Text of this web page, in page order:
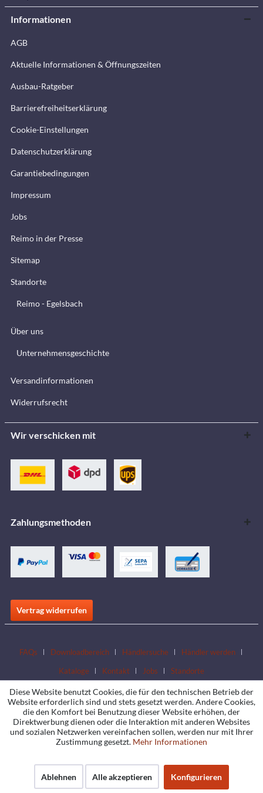
Informationen
AGB
Aktuelle Informationen & Öffnungszeiten
Ausbau-Ratgeber
Barrierefreiheitserklärung
Cookie-Einstellungen
Datenschutzerklärung
Garantiebedingungen
Impressum
Jobs
Reimo in der Presse
Sitemap
Standorte
Reimo - Egelsbach
Über uns
Unternehmensgeschichte
Versandinformationen
Widerrufsrecht
Wir verschicken mit
Zahlungsmethoden
Vertrag widerrufen
FAQs Downloadbereich Händlersuche
Händler werden
Kataloge
Kontakt Jobs Standorte
Diese Website benutzt Cookies, die für den technischen Betrieb der
Website erforderlich sind und stets gesetzt werden. Andere Cookies,
die den Komfort bei Benutzung dieser Website erhöhen, der
Direktwerbung dienen oder die Interaktion mit anderen Websites
und sozialen Netzwerken vereinfachen sollen, werden nur mit Ihrer
Zustimmung gesetzt. Mehr Informationen
Ablehnen Alle akzeptieren Konfigurieren